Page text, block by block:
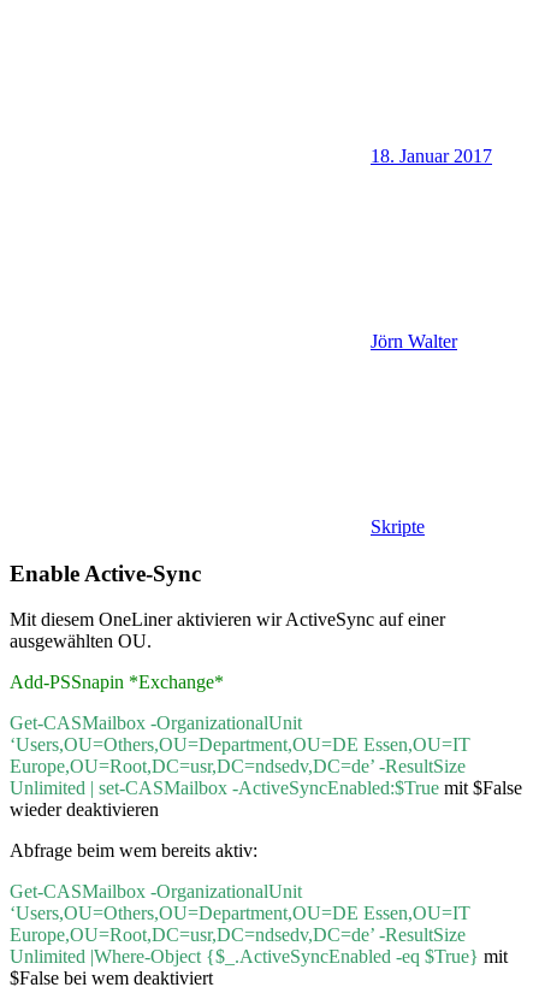
18. Januar 2017
Jörn Walter
Skripte
Enable Active-Sync
Mit diesem OneLiner aktivieren wir ActiveSync auf einer
ausgewählten OU.
Add-PSSnapin *Exchange*
Get-CASMailbox -OrganizationalUnit
‘Users,OU=Others,OU=Department,OU=DE Essen,OU=IT
Europe,OU=Root,DC=usr,DC=ndsedv,DC=de’ -ResultSize
Unlimited | set-CASMailbox -ActiveSyncEnabled:$True mit $False
wieder deaktivieren
Abfrage beim wem bereits aktiv:
Get-CASMailbox -OrganizationalUnit
‘Users,OU=Others,OU=Department,OU=DE Essen,OU=IT
Europe,OU=Root,DC=usr,DC=ndsedv,DC=de’ -ResultSize
Unlimited |Where-Object {$_.ActiveSyncEnabled -eq $True} mit
$False bei wem deaktiviert